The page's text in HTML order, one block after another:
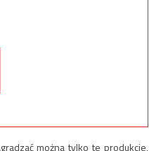
można tylko te produkcje,